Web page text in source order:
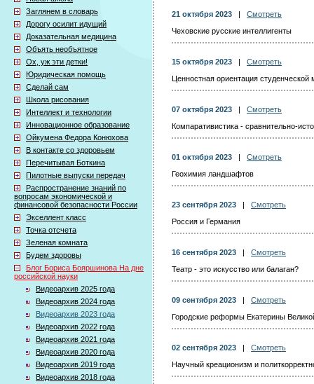
Заглянем в словарь
Дорогу осилит идущий
Доказательная медицина
Объять необъятное
Ох, уж эти детки!
Юридическая помощь
Сделай сам
Школа рисования
Интеллект и технологии
Инновационное образование
Ойкумена Федора Конюхова
В контакте со здоровьем
Перечитывая Боткина
Пилотные выпуски передач
Распространение знаний по
вопросам экономической и
финансовой безопасности России
Экселлент класс
Точка отсчета
Зеленая комната
Будем здоровы
Блог Бориса Бояршинова На дне
российской науки
Видеоархив 2025 года
Видеоархив 2024 года
Видеоархив 2023 года
Видеоархив 2022 года
Видеоархив 2021 года
Видеоархив 2020 года
Видеоархив 2019 года
Видеоархив 2018 года
21 октября 2023
Смотреть
Чеховские русские интеллигенты
15 октября 2023
Смотреть
Ценностная ориентация студенческой
07 октября 2023
Смотреть
Компаративистика - сравнительно-
01 октября 2023
Смотреть
Геохимия ландшафтов
23 сентября 2023
Смотреть
Россия и Германия
16 сентября 2023
Смотреть
Театр - это искусство или балаган?
09 сентября 2023
Смотреть
Городские реформы Екатерины
02 сентября 2023
Смотреть
Научный креационизм и